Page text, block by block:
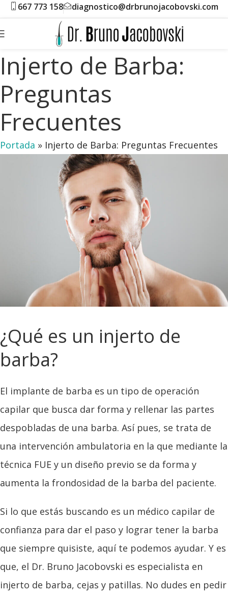
667 773 158 diagnostico@drbrunojacobovski.com
Injerto de Barba:
Preguntas
Frecuentes
Portada » Injerto de Barba: Preguntas Frecuentes
¿Qué es un injerto de
barba?
El implante de barba es un tipo de operación
capilar que busca dar forma y rellenar las partes
despobladas de una barba. Así pues, se trata de
una intervención ambulatoria en la que mediante la
técnica FUE y un diseño previo se da forma y
aumenta la frondosidad de la barba del paciente.
Si lo que estás buscando es un médico capilar de
confianza para dar el paso y lograr tener la barba
que siempre quisiste, aquí te podemos ayudar. Y es
que, el Dr. Bruno Jacobovski es especialista en
injerto de barba, cejas y patillas. No dudes en pedir